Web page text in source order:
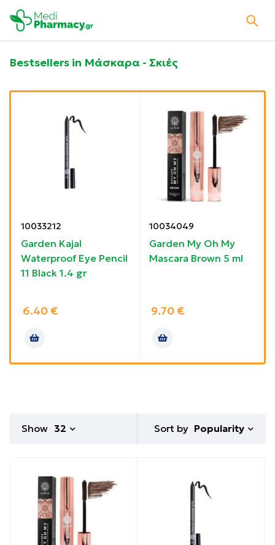
Bestsellers in Μάσκαρα - Σκιές
10033212
Garden Kajal
Waterproof Eye Pencil
11 Black 1.4 gr
6.40 €
10034049
Garden My Oh My
Mascara Brown 5 ml
9.70 €
Sort by Popularity
Show 32